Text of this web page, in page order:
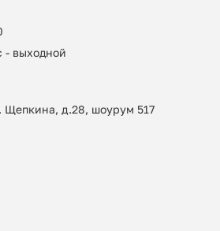
- выходной
Щепкина, д.28, шоурум 517